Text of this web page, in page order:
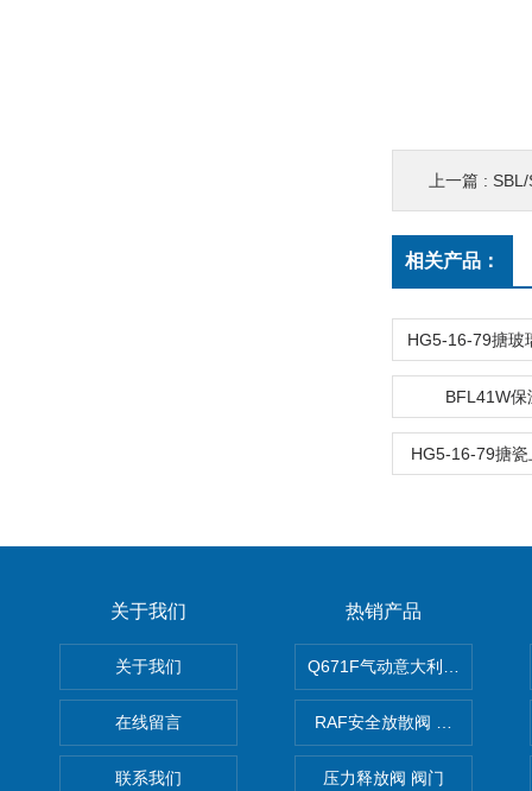
上一篇 :
相关产品：
BFL41W保
HG5-16-79搪
关于我们
关于我们
在线留言
联系我们
热销产品
Q671F气动意大利式薄型球阀
RAF安全放散阀 阀生产
压力释放阀 阀门